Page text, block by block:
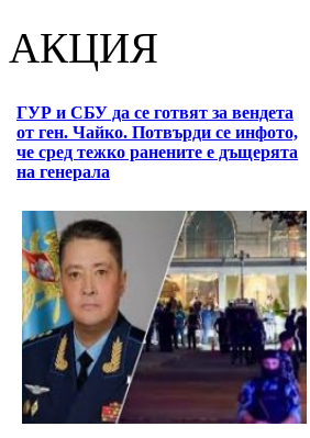
АКЦИЯ
ГУР и СБУ да се готвят за вендета
от ген. Чайко. Потвърди се инфото,
че сред тежко ранените е дъщерята
на генерала